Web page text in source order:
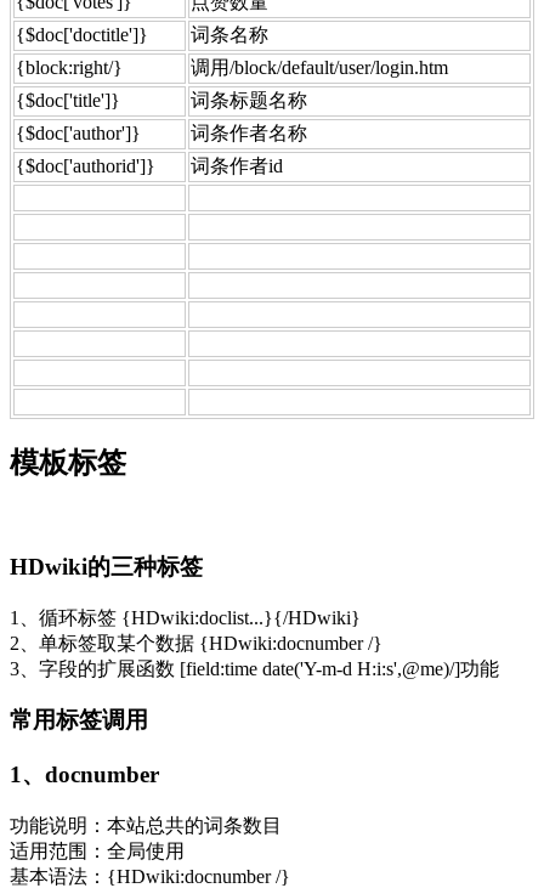
​{$doc['doctitle']}
​词条名称
​{block:right/}
​调用/block/default/user/login.htm
​{$doc['title']}
​词条标题名称
​{$doc['author']}
​词条作者名称
​{$doc['authorid']}
​词条作者id
模板标签
HDwiki的三种标签
1、循环标签 {HDwiki:doclist...}{/HDwiki}
2、单标签取某个数据 {HDwiki:docnumber /}
3、字段的扩展函数 [field:time date('Y-m-d H:i:s',@me)/]功能
常用标签调用
1、docnumber
功能说明：本站总共的词条数目
适用范围：全局使用
基本语法：{HDwiki:docnumber /}